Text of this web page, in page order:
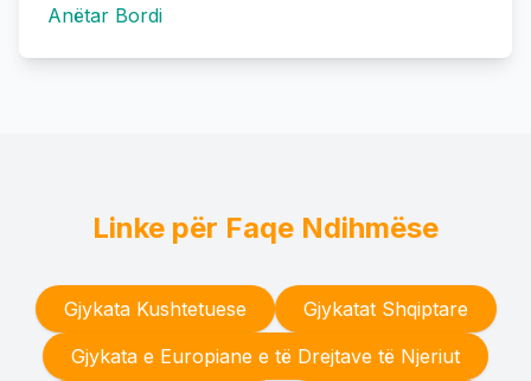
Anëtar Bordi
Linke për Faqe Ndihmëse
Gjykata Kushtetuese
Gjykatat Shqiptare
Gjykata e Europiane e të Drejtave të Njeriut